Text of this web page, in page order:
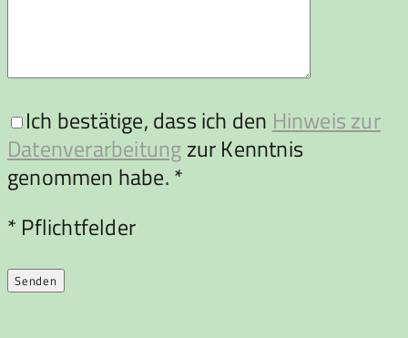
Ich bestätige, dass ich den Hinweis zur
Datenverarbeitungzur Kenntnis
genommen habe. *
Bitte lasse dieses Feld leer.
* Pflichtfelder